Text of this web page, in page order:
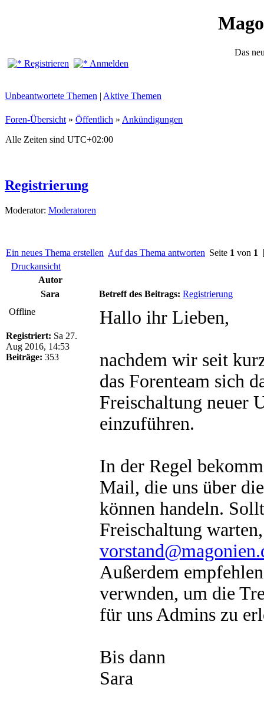
Das
Registrieren
Anmelden
Unbeantwortete Themen | Aktive Themen
Foren-Übersicht » Öffentlich » Ankündigungen
Alle Zeiten sind UTC+02:00
Registrierung
Moderator: Moderatoren
Ein neues Thema erstellen Auf das Thema antworten Seite 1 von 1
Druckansicht
Autor
Sara
Betreff des Beitrags: Registrierung
Offline
Registriert: Sa 27.
Aug 2016, 14:53
Beiträge: 353
Hallo ihr Lieben,
nachdem wir seit
das Forenteam sich
Freischaltung neuer
einzuführen.
In der Regel
Mail, die uns über
können handeln.
Freischaltung
Außerdem
verwnden, um die
für uns Admins zu
Bis dann
Sara